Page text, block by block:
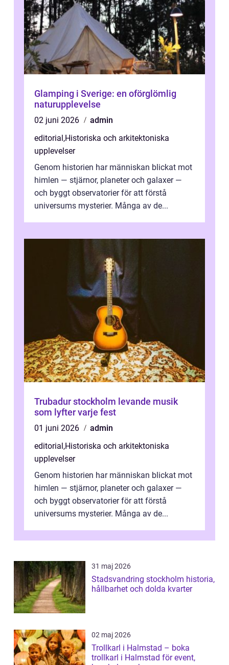
Glamping i Sverige: en oförglömlig
naturupplevelse
02 juni 2026
admin
editorial,Historiska och arkitektoniska
upplevelser
Genom historien har människan blickat mot
himlen — stjärnor, planeter och galaxer —
och byggt observatorier för att förstå
universums mysterier. Många av de...
Trubadur stockholm levande musik
som lyfter varje fest
01 juni 2026
admin
editorial,Historiska och arkitektoniska
upplevelser
Genom historien har människan blickat mot
himlen — stjärnor, planeter och galaxer —
och byggt observatorier för att förstå
universums mysterier. Många av de...
31 maj 2026
Stadsvandring stockholm historia,
hållbarhet och dolda kvarter
02 maj 2026
Trollkarl i Halmstad – boka
trollkarl i Halmstad för event,